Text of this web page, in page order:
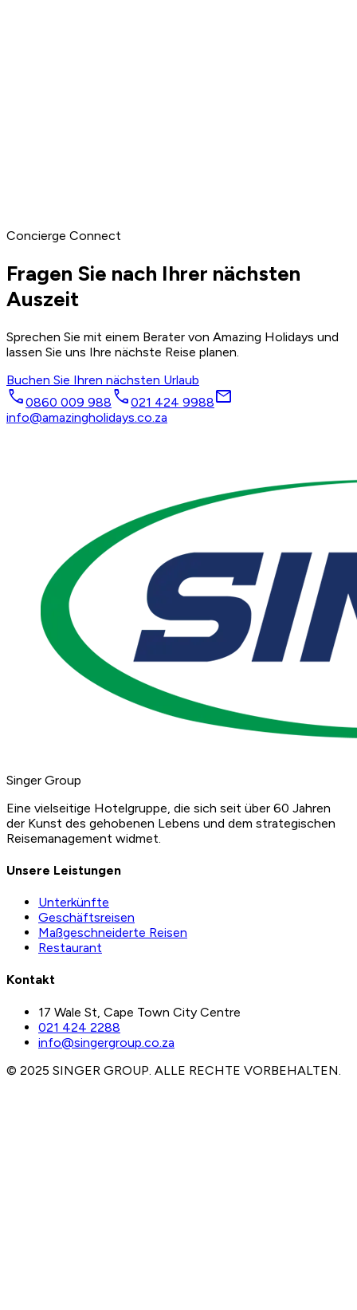
Entdecken arrow_right_alt
Concierge Connect
Fragen Sie nach Ihrer nächsten
Auszeit
Sprechen Sie mit einem Berater von Amazing Holidays und
lassen Sie uns Ihre nächste Reise planen.
Buchen Sie Ihren nächsten Urlaub
call0860 009 988 call021 424 9988mail
info@amazingholidays.co.za
Singer Group
Eine vielseitige Hotelgruppe, die sich seit über 60 Jahren
der Kunst des gehobenen Lebens und dem strategischen
Reisemanagement widmet.
Unsere Leistungen
Unterkünfte
Geschäftsreisen
Maßgeschneiderte Reisen
Restaurant
Kontakt
17 Wale St, Cape Town City Centre
021 424 2288
info@singergroup.co.za
© 2025 SINGER GROUP. ALLE RECHTE VORBEHALTEN.